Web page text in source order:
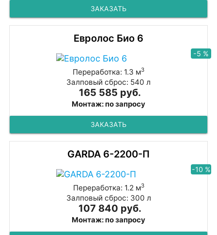
ЗАКАЗАТЬ
Евролос Био 6
-5 %
Переработка: 1.3 м3
Залповый сброс: 540 л
165 585 руб.
Монтаж: по запросу
ЗАКАЗАТЬ
GARDA 6-2200-П
-10 %
Переработка: 1.2 м3
Залповый сброс: 300 л
107 840 руб.
Монтаж: по запросу